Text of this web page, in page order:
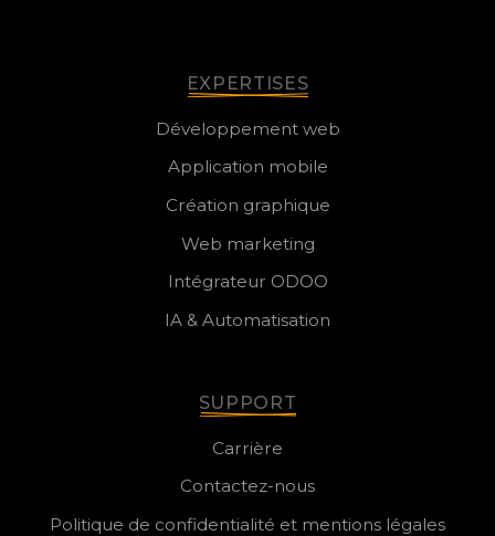
EXPERTISES
Développement web
Application mobile
Création graphique
Web marketing
Intégrateur ODOO
IA & Automatisation
SUPPORT
Carrière
Contactez-nous
Politique de confidentialité et mentions légales